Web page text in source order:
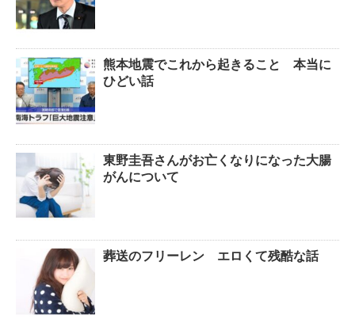
熊本地震でこれから起きること 本当に
ひどい話
東野圭吾さんがお亡くなりになった大腸
がんについて
葬送のフリーレン エロくて残酷な話